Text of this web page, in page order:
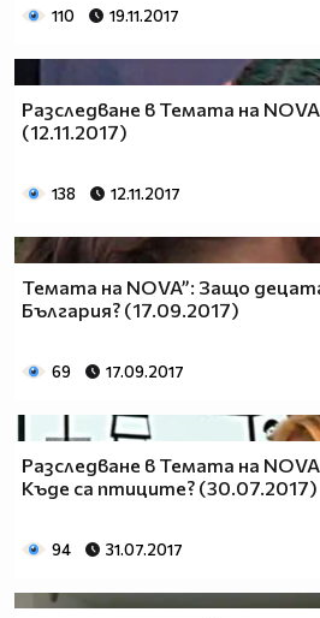
110 19.11.2017
Разследване в Темата на
(12.11.2017)
138 12.11.2017
Темата на NOVA”: Защо
България? (17.09.2017)
69 17.09.2017
Разследване в Темата на
Къде са птиците? (30.07.2017)
94 31.07.2017